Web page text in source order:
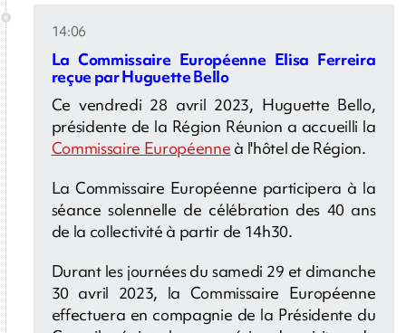
14:06
La Commissaire Européenne Elisa Ferreira
reçue par Huguette Bello
Ce vendredi 28 avril 2023, Huguette Bello,
présidente de la Région Réunion a accueilli la
Commissaire Européenne à l'hôtel de Région.
La Commissaire Européenne participera à la
séance solennelle de célébration des 40 ans
de la collectivité à partir de 14h30.
Durant les journées du samedi 29 et dimanche
30 avril 2023, la Commissaire Européenne
effectuera en compagnie de la Présidente du